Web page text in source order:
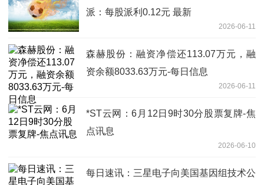
派：每股派利0.12元 最新
2026-06-11
森赫股份：融资净偿还113.07万元，融
资余额8033.63万元-每日信息
2026-06-11
*ST云网：6月12日9时30分股票复牌-焦
点讯息
2026-06-10
每日速讯：三星电子向美国基因组技术公